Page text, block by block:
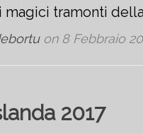
magici tramonti
on 8 Febbraio
2017